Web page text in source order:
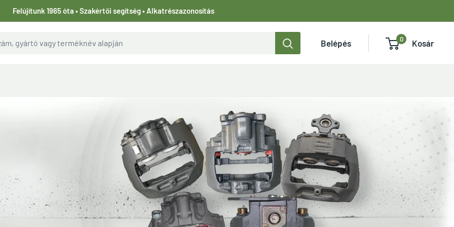
Felújítunk 1965 óta • Szakértői segítség • Alkatrészazonosítás
Belépés 0 Kosár
Légfék kompresszorok
Kompresszorok megtekintése